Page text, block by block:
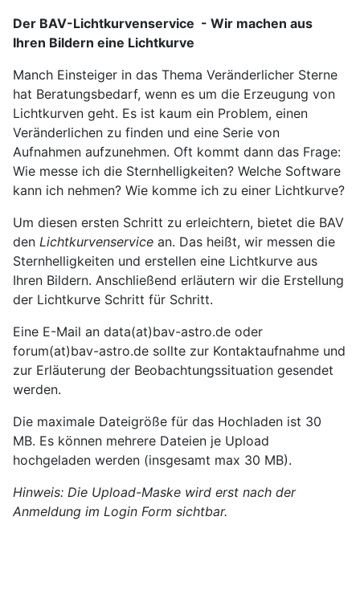
Der BAV-Lichtkurvenservice - Wir machen aus
Ihren Bildern eine Lichtkurve
Manch Einsteiger in das Thema Veränderlicher Sterne
hat Beratungsbedarf, wenn es um die Erzeugung von
Lichtkurven geht. Es ist kaum ein Problem, einen
Veränderlichen zu finden und eine Serie von
Aufnahmen aufzunehmen. Oft kommt dann das Frage:
Wie messe ich die Sternhelligkeiten? Welche Software
kann ich nehmen? Wie komme ich zu einer Lichtkurve?
Um diesen ersten Schritt zu erleichtern, bietet die BAV
den Lichtkurvenservice an. Das heißt, wir messen die
Sternhelligkeiten und erstellen eine Lichtkurve aus
Ihren Bildern. Anschließend erläutern wir die Erstellung
der Lichtkurve Schritt für Schritt.
Eine E-Mail an data(at)bav-astro.de oder
forum(at)bav-astro.de sollte zur Kontaktaufnahme und
zur Erläuterung der Beobachtungssituation gesendet
werden.
Die maximale Dateigröße für das Hochladen ist 30
MB. Es können mehrere Dateien je Upload
hochgeladen werden (insgesamt max 30 MB).
Hinweis: Die Upload-Maske wird erst nach der
Anmeldung im Login Form sichtbar.